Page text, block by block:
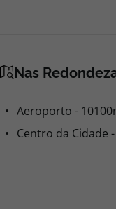
Nas
Aeroporto -
Centro da Cidade